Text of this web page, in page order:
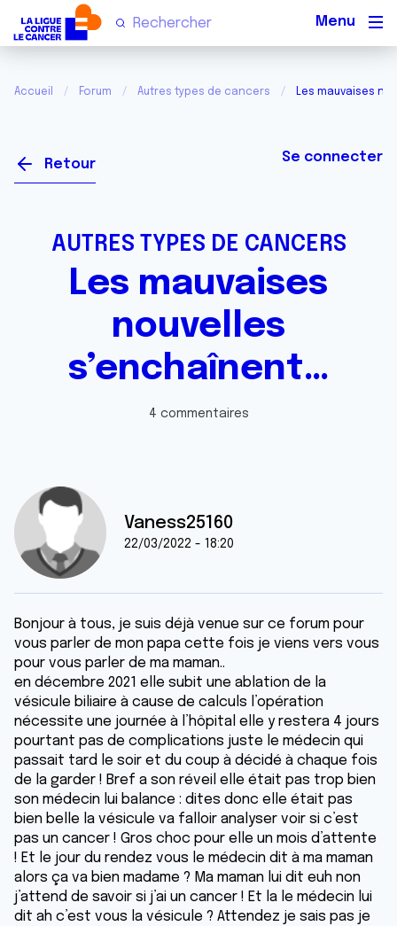
Accueil Forum Autres types de cancers Les mauvaises
Retour Se connecter
AUTRES TYPES DE CANCERS
Les mauvaises
nouvelles
s’enchaînent…
4 commentaires
Vaness25160
22/03/2022 - 18:20
Bonjour à tous, je suis déjà venue sur ce forum pour
vous parler de mon papa cette fois je viens vers vous
pour vous parler de ma maman..
en décembre 2021 elle subit une ablation de la
vésicule biliaire à cause de calculs l’opération
nécessite une journée à l’hôpital elle y restera 4 jours
pourtant pas de complications juste le médecin qui
passait tard le soir et du coup à décidé à chaque fois
de la garder ! Bref a son réveil elle était pas trop bien
son médecin lui balance : dites donc elle était pas
bien belle la vésicule va falloir analyser voir si c’est
pas un cancer ! Gros choc pour elle un mois d’attente
! Et le jour du rendez vous le médecin dit à ma maman
alors ça va bien madame ? Ma maman lui dit euh non
j’attend de savoir si j’ai un cancer ! Et la le médecin lui
dit ah c’est vous la vésicule ? Attendez je sais pas je